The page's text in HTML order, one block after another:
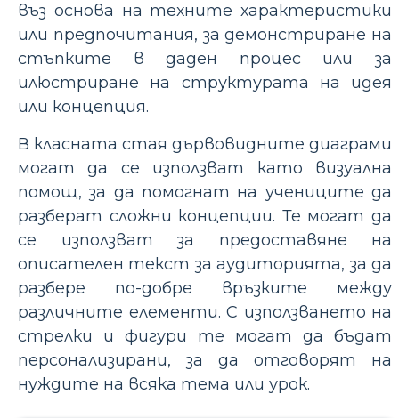
въз основа на техните характеристики
или предпочитания, за демонстриране на
стъпките в даден процес или за
илюстриране на структурата на идея
или концепция.
В класната стая дървовидните диаграми
могат да се използват като визуална
помощ, за да помогнат на учениците да
разберат сложни концепции. Те могат да
се използват за предоставяне на
описателен текст за аудиторията, за да
разбере по-добре връзките между
различните елементи. С използването на
стрелки и фигури те могат да бъдат
персонализирани, за да отговорят на
нуждите на всяка тема или урок.